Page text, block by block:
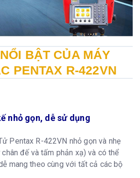
BẬT CỦA MÁY
PENTAX R-422VN
nhỏ gọn, dễ sử dụng
Pentax R-422VN nhỏ gọn và nhẹ
đế và tấm phản xạ) và có thể
mang theo cùng với tất cả các bộ